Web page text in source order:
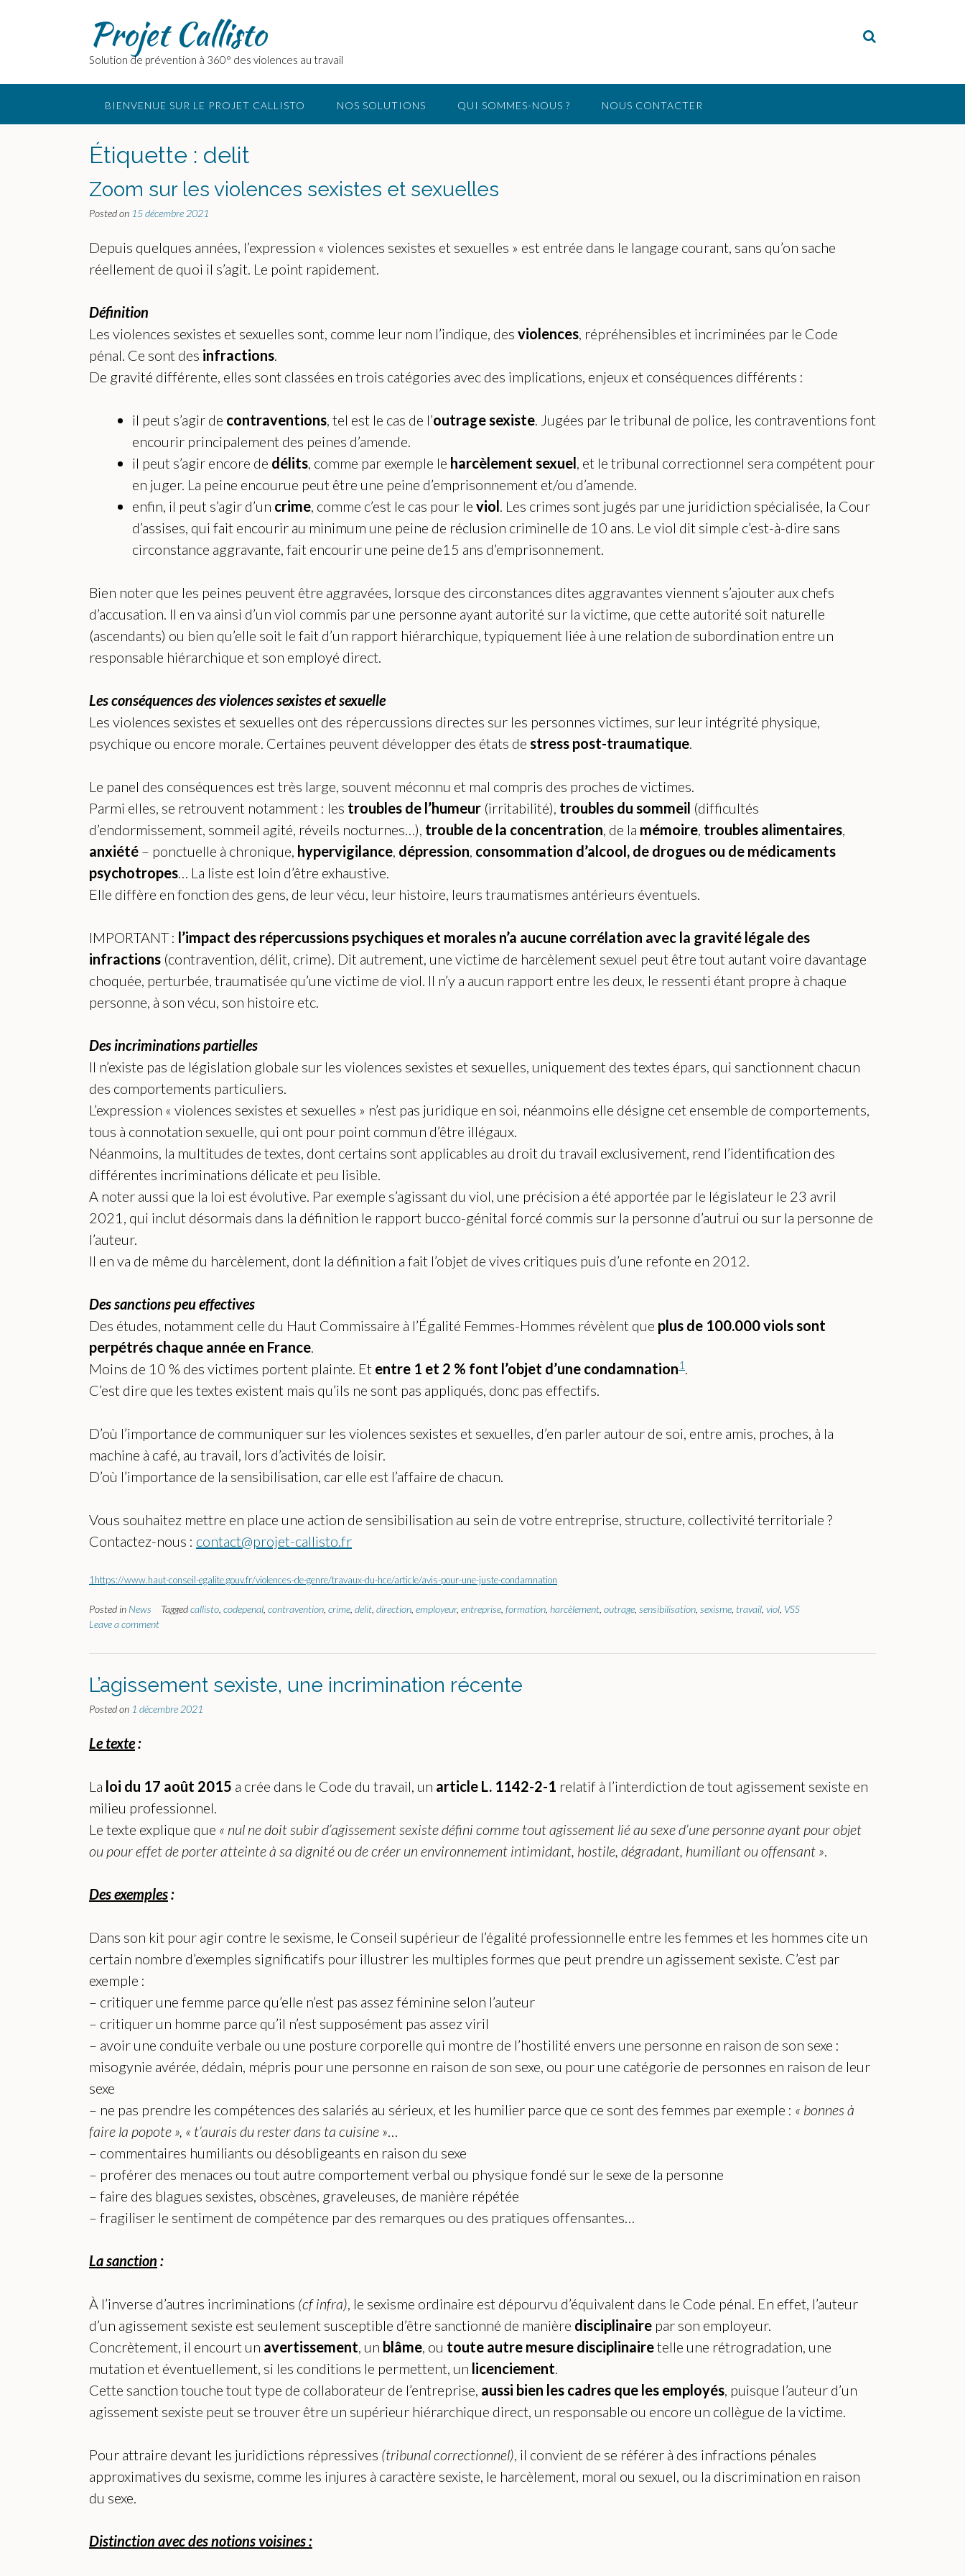
Projet Callisto
Solution de prévention à 360° des violences au travail
BIENVENUE SUR LE PROJET CALLISTO NOS SOLUTIONS QUI SOMMES-NOUS ? NOUS CONTACTER
Étiquette : delit
Zoom sur les violences sexistes et sexuelles
Posted on 15 décembre 2021
Depuis quelques années, l’expression « violences sexistes et sexuelles » est entrée dans le langage courant, sans qu’on sache
réellement de quoi il s’agit. Le point rapidement.
Définition
Les violences sexistes et sexuelles sont, comme leur nom l’indique, des violences, répréhensibles et incriminées par le Code
pénal. Ce sont des infractions.
De gravité différente, elles sont classées en trois catégories avec des implications, enjeux et conséquences différents :
il peut s’agir de contraventions, tel est le cas de l’outrage sexiste. Jugées par le tribunal de police, les contraventions font
encourir principalement des peines d’amende.
il peut s’agir encore de délits, comme par exemple le harcèlement sexuel, et le tribunal correctionnel sera compétent pour
en juger. La peine encourue peut être une peine d’emprisonnement et/ou d’amende.
enfin, il peut s’agir d’un crime, comme c’est le cas pour le viol. Les crimes sont jugés par une juridiction spécialisée, la Cour
d’assises, qui fait encourir au minimum une peine de réclusion criminelle de 10 ans. Le viol dit simple c’est-à-dire sans
circonstance aggravante, fait encourir une peine de15 ans d’emprisonnement.
Bien noter que les peines peuvent être aggravées, lorsque des circonstances dites aggravantes viennent s’ajouter aux chefs
d’accusation. Il en va ainsi d’un viol commis par une personne ayant autorité sur la victime, que cette autorité soit naturelle
(ascendants) ou bien qu’elle soit le fait d’un rapport hiérarchique, typiquement liée à une relation de subordination entre un
responsable hiérarchique et son employé direct.
Les conséquences des violences sexistes et sexuelle
Les violences sexistes et sexuelles ont des répercussions directes sur les personnes victimes, sur leur intégrité physique,
psychique ou encore morale. Certaines peuvent développer des états de stress post-traumatique.
Le panel des conséquences est très large, souvent méconnu et mal compris des proches de victimes.
Parmi elles, se retrouvent notamment : les troubles de l’humeur (irritabilité), troubles du sommeil (difficultés
d’endormissement, sommeil agité, réveils nocturnes…), trouble de la concentration, de la mémoire, troubles alimentaires,
anxiété – ponctuelle à chronique, hypervigilance, dépression, consommation d’alcool, de drogues ou de médicaments
psychotropes… La liste est loin d’être exhaustive.
Elle diffère en fonction des gens, de leur vécu, leur histoire, leurs traumatismes antérieurs éventuels.
IMPORTANT : l’impact des répercussions psychiques et morales n’a aucune corrélation avec la gravité légale des
infractions (contravention, délit, crime). Dit autrement, une victime de harcèlement sexuel peut être tout autant voire davantage
choquée, perturbée, traumatisée qu’une victime de viol. Il n’y a aucun rapport entre les deux, le ressenti étant propre à chaque
personne, à son vécu, son histoire etc.
Des incriminations partielles
Il n’existe pas de législation globale sur les violences sexistes et sexuelles, uniquement des textes épars, qui sanctionnent chacun
des comportements particuliers.
L’expression « violences sexistes et sexuelles » n’est pas juridique en soi, néanmoins elle désigne cet ensemble de comportements,
tous à connotation sexuelle, qui ont pour point commun d’être illégaux.
Néanmoins, la multitudes de textes, dont certains sont applicables au droit du travail exclusivement, rend l’identification des
différentes incriminations délicate et peu lisible.
A noter aussi que la loi est évolutive. Par exemple s’agissant du viol, une précision a été apportée par le législateur le 23 avril
2021, qui inclut désormais dans la définition le rapport bucco-génital forcé commis sur la personne d’autrui ou sur la personne de
l’auteur.
Il en va de même du harcèlement, dont la définition a fait l’objet de vives critiques puis d’une refonte en 2012.
Des sanctions peu effectives
Des études, notamment celle du Haut Commissaire à l’Égalité Femmes-Hommes révèlent que plus de 100.000 viols sont
perpétrés chaque année en France.
Moins de 10 % des victimes portent plainte. Et entre 1 et 2 % font l’objet d’une condamnation1 .
C’est dire que les textes existent mais qu’ils ne sont pas appliqués, donc pas effectifs.
D’où l’importance de communiquer sur les violences sexistes et sexuelles, d’en parler autour de soi, entre amis, proches, à la
machine à café, au travail, lors d’activités de loisir.
D’où l’importance de la sensibilisation, car elle est l’affaire de chacun.
Vous souhaitez mettre en place une action de sensibilisation au sein de votre entreprise, structure, collectivité territoriale ?
Contactez-nous : contact@projet-callisto.fr
1 https://www.haut-conseil-egalite.gouv.fr/violences-de-genre/travaux-du-hce/article/avis-pour-une-juste-condamnation
Posted in News Taggedcallisto codepenal contravention crime delit direction employeur, entreprise formation harcèlement outrage sensibilisation sexisme travail viol VSS
Leave a comment
L’agissement sexiste, une incrimination récente
Posted on 1 décembre 2021
Le texte:
La loi du 17 août 2015 a crée dans le Code du travail, un article L. 1142-2-1 relatif à l’interdiction de tout agissement sexiste en
milieu professionnel.
Le texte explique que « nul ne doit subir d’agissement sexiste défini comme tout agissement lié au sexe d’une personne ayant pour objet
ou pour effet de porter atteinte à sa dignité ou de créer un environnement intimidant, hostile, dégradant, humiliant ou offensant ».
Des exemples:
Dans son kit pour agir contre le sexisme, le Conseil supérieur de l’égalité professionnelle entre les femmes et les hommes cite un
certain nombre d’exemples significatifs pour illustrer les multiples formes que peut prendre un agissement sexiste. C’est par
exemple :
– critiquer une femme parce qu’elle n’est pas assez féminine selon l’auteur
– critiquer un homme parce qu’il n’est supposément pas assez viril
– avoir une conduite verbale ou une posture corporelle qui montre de l’hostilité envers une personne en raison de son sexe :
misogynie avérée, dédain, mépris pour une personne en raison de son sexe, ou pour une catégorie de personnes en raison de leur
sexe
– ne pas prendre les compétences des salariés au sérieux, et les humilier parce que ce sont des femmes par exemple : « bonnes à
faire la popote », « t’aurais du rester dans ta cuisine »…
– commentaires humiliants ou désobligeants en raison du sexe
– proférer des menaces ou tout autre comportement verbal ou physique fondé sur le sexe de la personne
– faire des blagues sexistes, obscènes, graveleuses, de manière répétée
– fragiliser le sentiment de compétence par des remarques ou des pratiques offensantes…
La sanction :
À l’inverse d’autres incriminations (cf infra), le sexisme ordinaire est dépourvu d’équivalent dans le Code pénal. En effet, l’auteur
d’un agissement sexiste est seulement susceptible d’être sanctionné de manière disciplinaire par son employeur.
Concrètement, il encourt un avertissement, un blâme, ou toute autre mesure disciplinairetelle une rétrogradation, une
mutation et éventuellement, si les conditions le permettent, un licenciement.
Cette sanction touche tout type de collaborateur de l’entreprise, aussi bien les cadres que les employés, puisque l’auteur d’un
agissement sexiste peut se trouver être un supérieur hiérarchique direct, un responsable ou encore un collègue de la victime.
Pour attraire devant les juridictions répressives (tribunal correctionnel), il convient de se référer à des infractions pénales
approximatives du sexisme, comme les injures à caractère sexiste, le harcèlement, moral ou sexuel, ou la discrimination en raison
du sexe.
Distinction avec des notions voisines :